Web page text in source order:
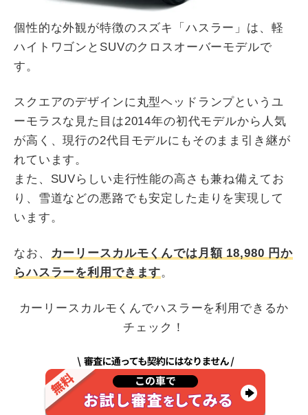
個性的な外観が特徴のスズキ「ハスラー」は、軽
ハイトワゴンとSUVのクロスオーバーモデルで
す。
スクエアのデザインに丸型ヘッドランプというユ
ーモラスな見た目は2014年の初代モデルから人気
が高く、現行の2代目モデルにもそのまま引き継が
れています。
また、SUVらしい走行性能の高さも兼ね備えてお
り、雪道などの悪路でも安定した走りを実現して
います。
なお、 カーリースカルモくんでは月額 18,980 円か
らハスラーを利用できます。
カーリースカルモくんでハスラーを利用できるか
チェック！